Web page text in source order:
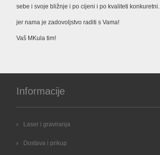
sebe i svoje bližnje i po cijeni i po kvaliteti konkuretni.
jer nama je zadovoljstvo raditi s Vama!
Vaš MKula tim!
Informacije
Laser i graviranja
Dostava i prikup